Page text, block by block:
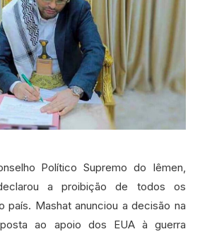
Político Supremo do Iêmen,
a proibição de todos os
país. Mashat anunciou a decisão na
ao apoio dos EUA à guerra